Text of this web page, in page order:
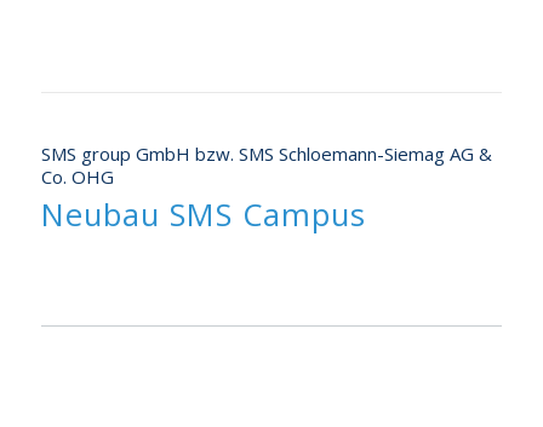
SMS group GmbH bzw. SMS Schloemann-Siemag AG &
Co. OHG
Neubau SMS Campus